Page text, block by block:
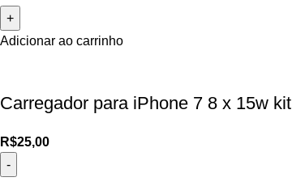
Adicionar ao carrinho
Carregador para iPhone 7 8 x 15w kit
R$25,00